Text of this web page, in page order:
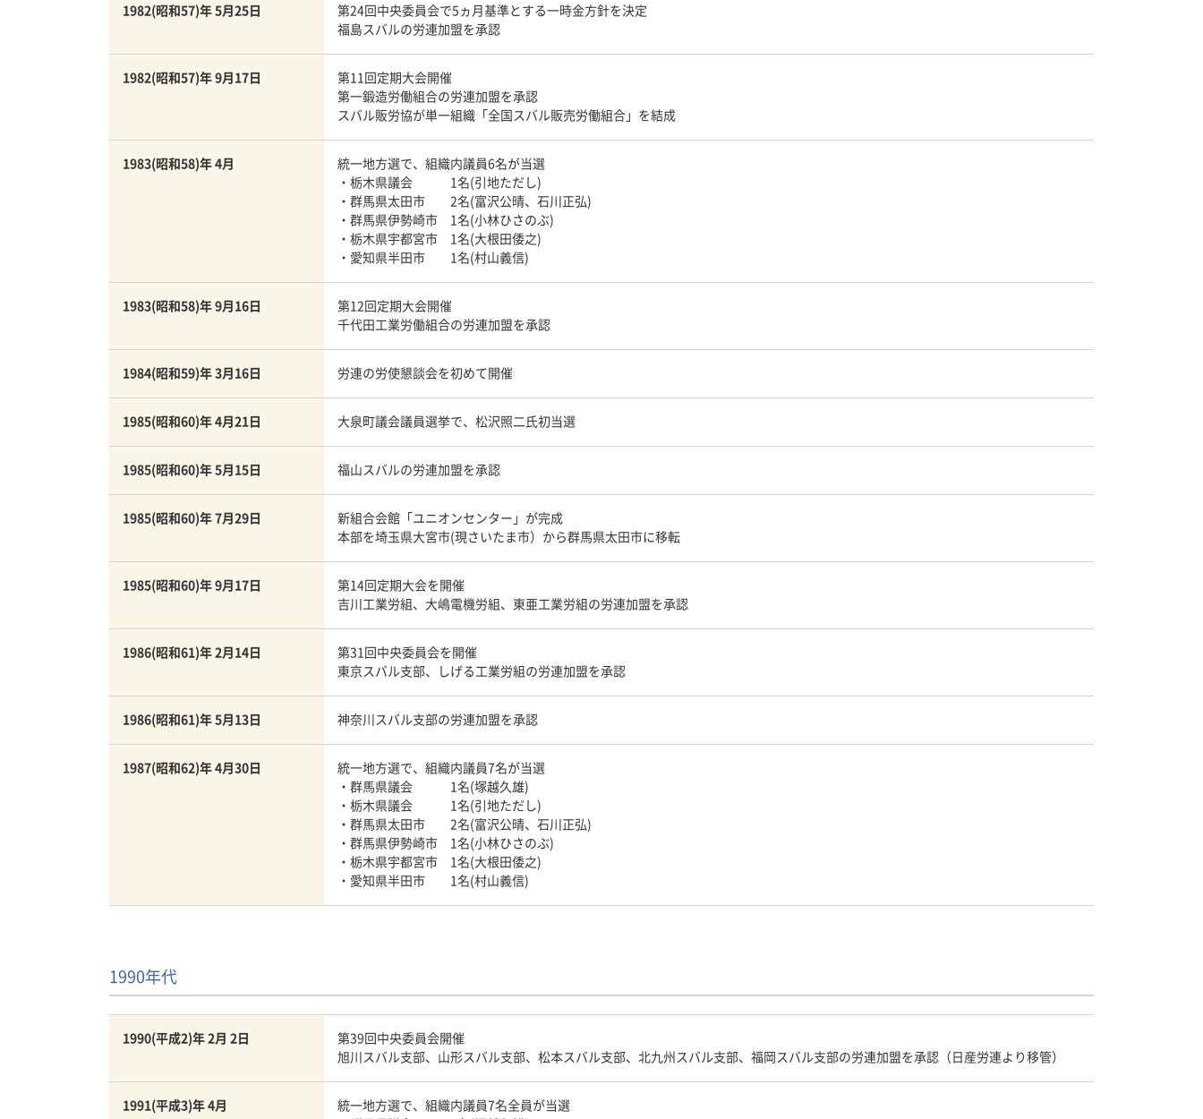
1982(昭和57)年 5月25日
第24回中央委員会で5ヵ月基準とする一時金方針を決定
福島スバルの労連加盟を承認
1982(昭和57)年 9月17日
第11回定期大会開催
第一鍛造労働組合の労連加盟を承認
スバル販労協が単一組織「全国スバル販売労働組合」を結成
1983(昭和58)年 4月
統一地方選で、組織内議員6名が当選
・栃木県議会 1名(引地ただし)
・群馬県太田市 2名(富沢公晴、石川正弘)
・群馬県伊勢崎市 1名(小林ひさのぶ)
・栃木県宇都宮市 1名(大根田倭之)
・愛知県半田市 1名(村山義信)
1983(昭和58)年 9月16日
第12回定期大会開催
千代田工業労働組合の労連加盟を承認
1984(昭和59)年 3月16日 労連の労使懇談会を初めて開催
1985(昭和60)年 4月21日 大泉町議会議員選挙で、松沢照二氏初当選
1985(昭和60)年 5月15日 福山スバルの労連加盟を承認
1985(昭和60)年 7月29日
新組合会館「ユニオンセンター」が完成
本部を埼玉県大宮市(現さいたま市）から群馬県太田市に移転
1985(昭和60)年 9月17日
第14回定期大会を開催
吉川工業労組、大嶋電機労組、東亜工業労組の労連加盟を承認
1986(昭和61)年 2月14日
第31回中央委員会を開催
東京スバル支部、しげる工業労組の労連加盟を承認
1986(昭和61)年 5月13日 神奈川スバル支部の労連加盟を承認
1987(昭和62)年 4月30日
統一地方選で、組織内議員7名が当選
・群馬県議会 1名(塚越久雄)
・栃木県議会 1名(引地ただし)
・群馬県太田市 2名(富沢公晴、石川正弘)
・群馬県伊勢崎市 1名(小林ひさのぶ)
・栃木県宇都宮市 1名(大根田倭之)
・愛知県半田市 1名(村山義信)
1990年代
1990(平成2)年 2月 2日
第39回中央委員会開催
旭川スバル支部、山形スバル支部、松本スバル支部、北九州スバル支部、福岡スバル支部の労連加盟を承認（日産労連より移管）
1991(平成3)年 4月
統一地方選で、組織内議員7名全員が当選